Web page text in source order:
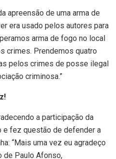
apreensão de uma arma de
era usado pelos autores para
arma de fogo no local
crimes. Prendemos quatro
pelos crimes de posse ilegal
criminosa.”
a participação da
e fez questão de defender a
“Mais uma vez eu agradeço
de Paulo Afonso,